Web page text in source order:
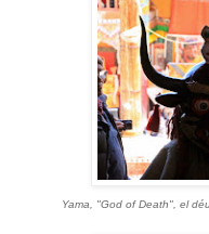
Yama, "God of Death", el